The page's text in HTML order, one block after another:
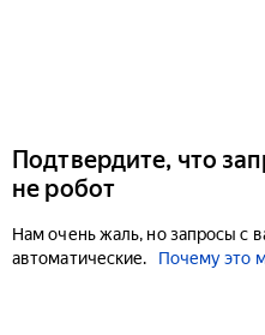
Подтвердите, что
не робот
Нам очень жаль, но запросы с
автоматические.
Почему это